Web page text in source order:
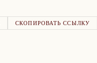
СКОПИРОВАТЬ ССЫЛКУ